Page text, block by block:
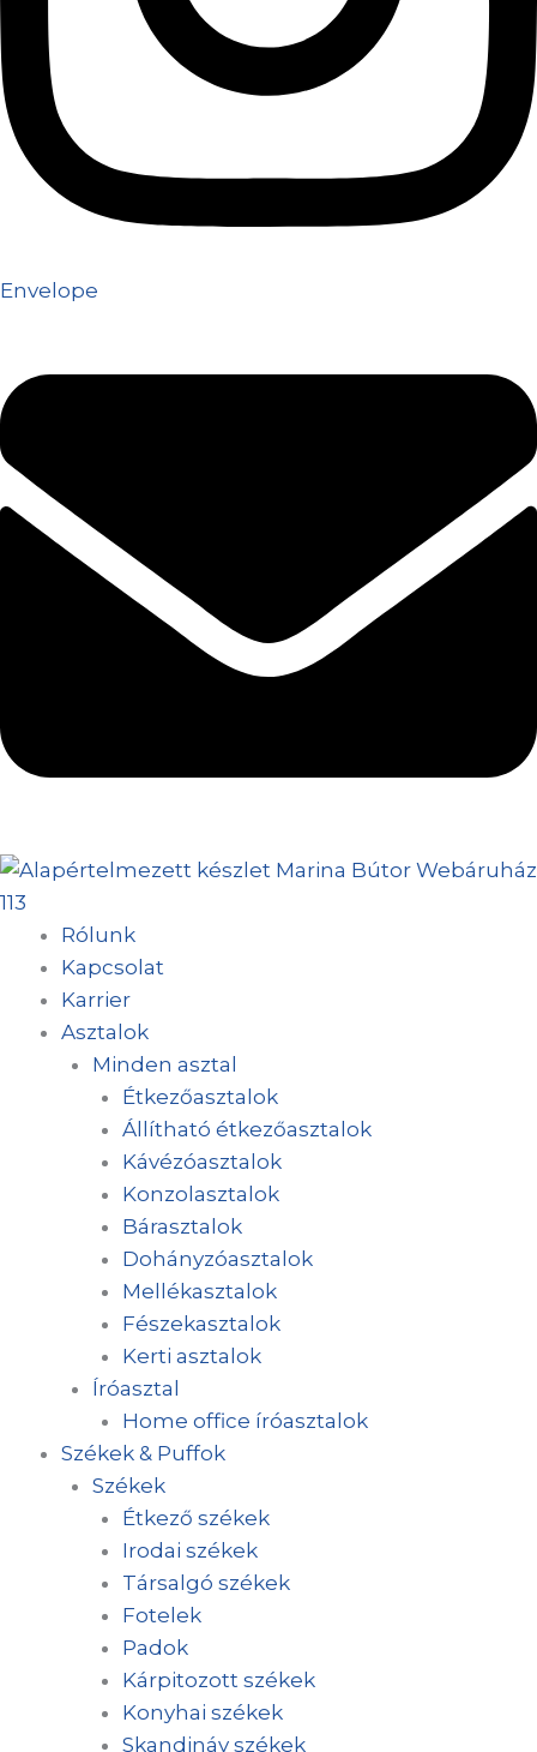
Envelope
Rólunk
Kapcsolat
Karrier
Asztalok
Minden asztal
Étkezőasztalok
Állítható étkezőasztalok
Kávézóasztalok
Konzolasztalok
Bárasztalok
Dohányzóasztalok
Mellékasztalok
Fészekasztalok
Kerti asztalok
Íróasztal
Home office íróasztalok
Székek & Puffok
Székek
Étkező székek
Irodai székek
Társalgó székek
Fotelek
Padok
Kárpitozott székek
Konyhai székek
Skandináv székek